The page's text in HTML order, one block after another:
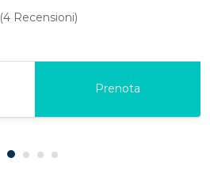
(4 Recensioni)
Prenota